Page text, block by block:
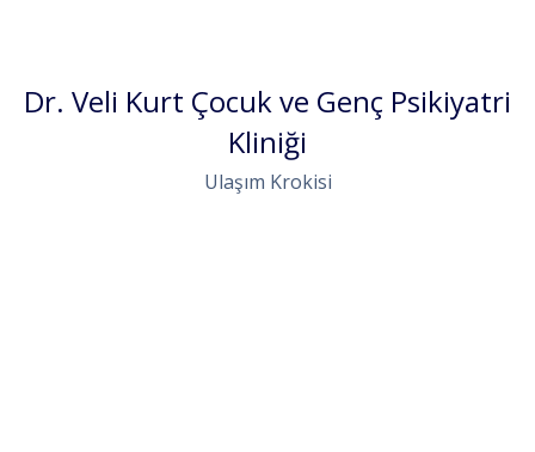
Dr. Veli Kurt Çocuk ve Genç Psikiyatri
Kliniği
Ulaşım Krokisi